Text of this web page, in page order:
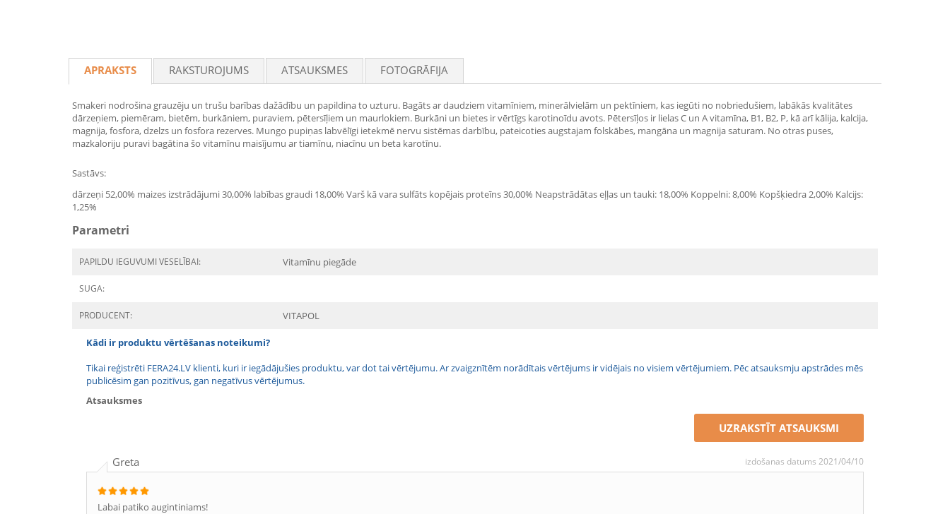
APRAKSTS RAKSTUROJUMS ATSAUKSMES FOTOGRĀFIJA
Smakeri nodrošina grauzēju un trušu barības dažādību un papildina to uzturu. Bagāts ar daudziem vitamīniem, minerālvielām un pektīniem, kas iegūti no nobriedušiem, labākās kvalitātes
dārzeņiem, piemēram, bietēm, burkāniem, puraviem, pētersīļiem un maurlokiem. Burkāni un bietes ir vērtīgs karotinoīdu avots. Pētersīļos ir lielas C un A vitamīna, B1, B2, P, kā arī kālija, kalcija,
magnija, fosfora, dzelzs un fosfora rezerves. Mungo pupiņas labvēlīgi ietekmē nervu sistēmas darbību, pateicoties augstajam folskābes, mangāna un magnija saturam. No otras puses,
mazkaloriju puravi bagātina šo vitamīnu maisījumu ar tiamīnu, niacīnu un beta karotīnu.
Sastāvs:
dārzeņi 52,00% maizes izstrādājumi 30,00% labības graudi 18,00% Varš kā vara sulfāts kopējais proteīns 30,00% Neapstrādātas eļļas un tauki: 18,00% Koppelni: 8,00% Kopšķiedra 2,00% Kalcijs:
1,25%
Parametri
PAPILDU IEGUVUMI VESELĪBAI: Vitamīnu piegāde
SUGA:
PRODUCENT: VITAPOL
Kādi ir produktu vērtēšanas noteikumi?
Tikai reģistrēti FERA24.LV klienti, kuri ir iegādājušies produktu, var dot tai vērtējumu. Ar zvaigznītēm norādītais vērtējums ir vidējais no visiem vērtējumiem. Pēc atsauksmju apstrādes mēs
publicēsim gan pozitīvus, gan negatīvus vērtējumus.
Atsauksmes
UZRAKSTĪT ATSAUKSMI
Greta izdošanas datums 2021/04/10
Labai patiko augintiniams!